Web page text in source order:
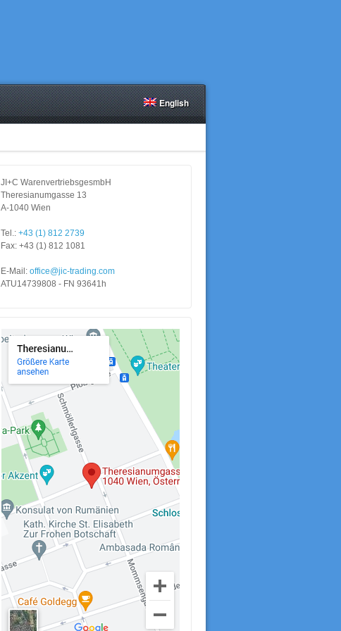
English
JI+C WarenvertriebsgesmbH
Theresianumgasse 13
A-1040 Wien
Tel.:+43 (1) 812 2739
Fax: +43 (1) 812 1081
E-Mail:office@jic-trading.com
ATU14739808 - FN 93641h